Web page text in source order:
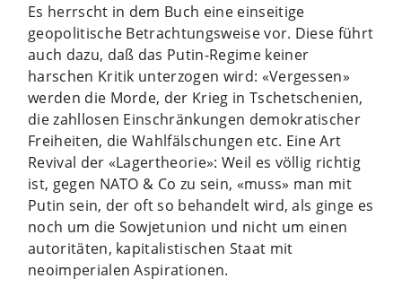
Es herrscht in dem Buch eine einseitige
geopolitische Betrachtungsweise vor. Diese führt
auch dazu, daß das Putin-Regime keiner
harschen Kritik unterzogen wird: «Vergessen»
werden die Morde, der Krieg in Tschetschenien,
die zahllosen Einschränkungen demokratischer
Freiheiten, die Wahlfälschungen etc. Eine Art
Revival der «Lagertheorie»: Weil es völlig richtig
ist, gegen NATO & Co zu sein, «muss» man mit
Putin sein, der oft so behandelt wird, als ginge es
noch um die Sowjetunion und nicht um einen
autoritäten, kapitalistischen Staat mit
neoimperialen Aspirationen.